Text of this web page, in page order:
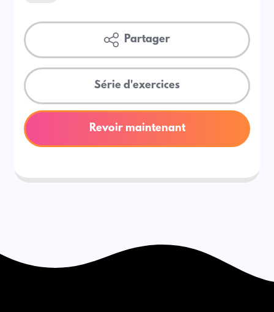
Partager
Série d'exercices
Revoir maintenant